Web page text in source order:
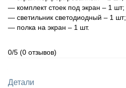
— комплект стоек под экран – 1 шт;
— светильник светодиодный – 1 шт;
— полка на экран – 1 шт.
0/5 (0 отзывов)
Детали